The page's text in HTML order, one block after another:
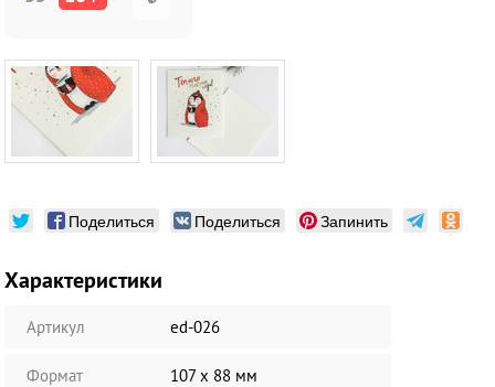
Поделиться Поделиться Запинить
Характеристики
Артикул ed-026
Формат 107 х 88 мм